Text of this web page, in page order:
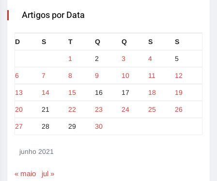
Artigos por Data
junho 2021
D S T Q Q S S
1 2 3 4 5
6 7 8 9 10 11 12
13 14 15 16 17 18 19
20 21 22 23 24 25 26
27 28 29 30
« maio jul »